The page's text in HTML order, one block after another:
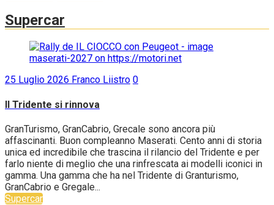
Supercar
25 Luglio 2026 Franco Liistro 0
Il Tridente si rinnova
GranTurismo, GranCabrio, Grecale sono ancora più
affascinanti. Buon compleanno Maserati. Cento anni di storia
unica ed incredibile che trascina il rilancio del Tridente e per
farlo niente di meglio che una rinfrescata ai modelli iconici in
gamma. Una gamma che ha nel Tridente di Granturismo,
GranCabrio e Gregale...
Supercar